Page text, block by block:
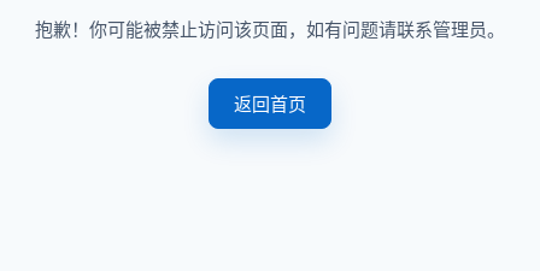
抱歉！你可能被禁止访问该页面，如有问题请联系管理员。
返回首页